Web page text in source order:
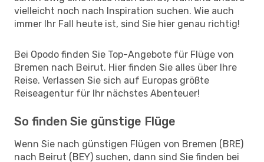
vielleicht noch nach Inspiration suchen. Wie auch
immer Ihr Fall heute ist, sind Sie hier genau richtig!
Bei Opodo finden Sie Top-Angebote für Flüge von
Bremen nach Beirut. Hier finden Sie alles über Ihre
Reise. Verlassen Sie sich auf Europas größte
Reiseagentur für Ihr nächstes Abenteuer!
So finden Sie günstige Flüge
Wenn Sie nach günstigen Flügen von Bremen (BRE)
nach Beirut (BEY) suchen, dann sind Sie finden bei